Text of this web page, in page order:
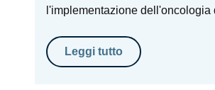
l'implementazione dell'oncologia
Leggi tutto